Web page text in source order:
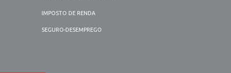
IMPOSTO DE RENDA
SEGURO-DESEMPREGO